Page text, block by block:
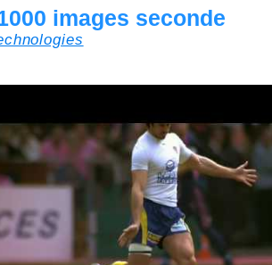
images seconde